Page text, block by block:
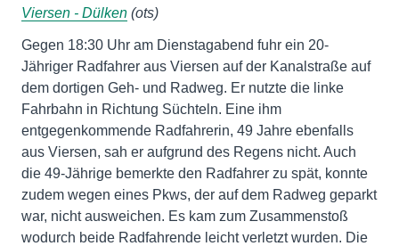
Viersen - Dülken (ots)
Gegen 18:30 Uhr am Dienstagabend fuhr ein 20-
Jähriger Radfahrer aus Viersen auf der Kanalstraße auf
dem dortigen Geh- und Radweg. Er nutzte die linke
Fahrbahn in Richtung Süchteln. Eine ihm
entgegenkommende Radfahrerin, 49 Jahre ebenfalls
aus Viersen, sah er aufgrund des Regens nicht. Auch
die 49-Jährige bemerkte den Radfahrer zu spät, konnte
zudem wegen eines Pkws, der auf dem Radweg geparkt
war, nicht ausweichen. Es kam zum Zusammenstoß
wodurch beide Radfahrende leicht verletzt wurden. Die